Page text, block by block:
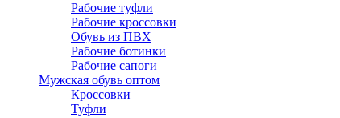
Рабочие туфли
Рабочие кроссовки
Обувь из ПВХ
Рабочие ботинки
Рабочие сапоги
Мужская обувь оптом
Кроссовки
Туфли